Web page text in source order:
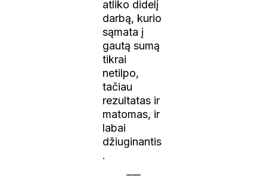
atliko didelį
darbą, kurio
sąmata į
gautą sumą
tikrai
netilpo,
tačiau
rezultatas ir
matomas, ir
labai
džiuginantis
.